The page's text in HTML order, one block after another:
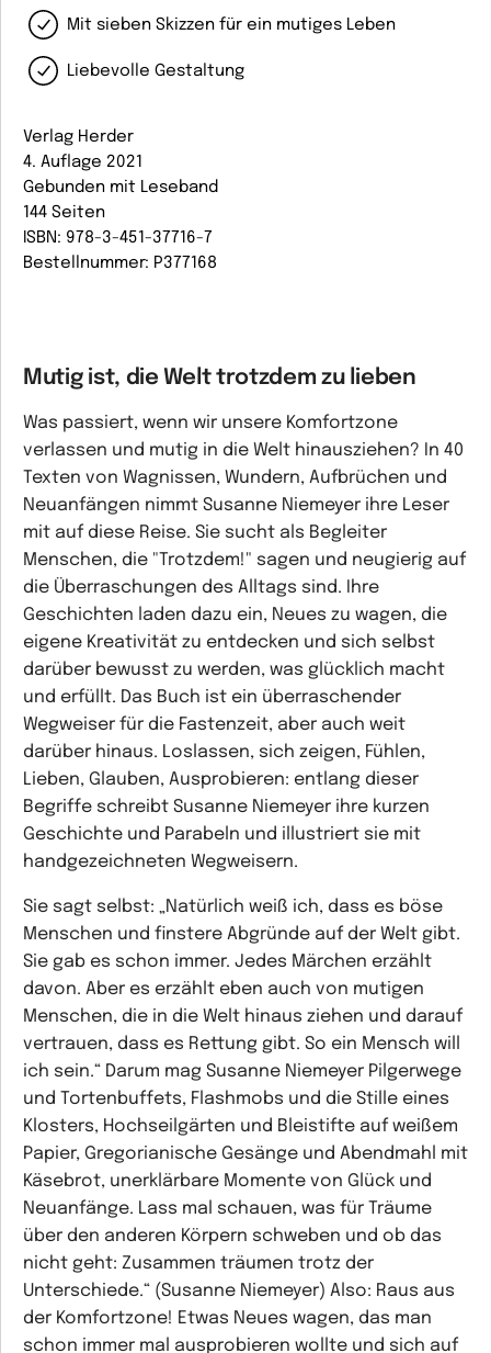
Mit sieben Skizzen für ein mutiges Leben
Liebevolle Gestaltung
Verlag Herder
4. Auflage 2021
Gebunden mit Leseband
144 Seiten
ISBN: 978-3-451-37716-7
Bestellnummer: P377168
Mutig ist, die Welt trotzdem zu lieben
Was passiert, wenn wir unsere Komfortzone
verlassen und mutig in die Welt hinausziehen? In 40
Texten von Wagnissen, Wundern, Aufbrüchen und
Neuanfängen nimmt Susanne Niemeyer ihre Leser
mit auf diese Reise. Sie sucht als Begleiter
Menschen, die "Trotzdem!" sagen und neugierig auf
die Überraschungen des Alltags sind. Ihre
Geschichten laden dazu ein, Neues zu wagen, die
eigene Kreativität zu entdecken und sich selbst
darüber bewusst zu werden, was glücklich macht
und erfüllt. Das Buch ist ein überraschender
Wegweiser für die Fastenzeit, aber auch weit
darüber hinaus. Loslassen, sich zeigen, Fühlen,
Lieben, Glauben, Ausprobieren: entlang dieser
Begriffe schreibt Susanne Niemeyer ihre kurzen
Geschichte und Parabeln und illustriert sie mit
handgezeichneten Wegweisern.
Sie sagt selbst: „Natürlich weiß ich, dass es böse
Menschen und finstere Abgründe auf der Welt gibt.
Sie gab es schon immer. Jedes Märchen erzählt
davon. Aber es erzählt eben auch von mutigen
Menschen, die in die Welt hinaus ziehen und darauf
vertrauen, dass es Rettung gibt. So ein Mensch will
ich sein.“ Darum mag Susanne Niemeyer Pilgerwege
und Tortenbuffets, Flashmobs und die Stille eines
Klosters, Hochseilgärten und Bleistifte auf weißem
Papier, Gregorianische Gesänge und Abendmahl mit
Käsebrot, unerklärbare Momente von Glück und
Neuanfänge. Lass mal schauen, was für Träume
über den anderen Körpern schweben und ob das
nicht geht: Zusammen träumen trotz der
Unterschiede.“ (Susanne Niemeyer) Also: Raus aus
der Komfortzone! Etwas Neues wagen, das man
schon immer mal ausprobieren wollte und sich auf